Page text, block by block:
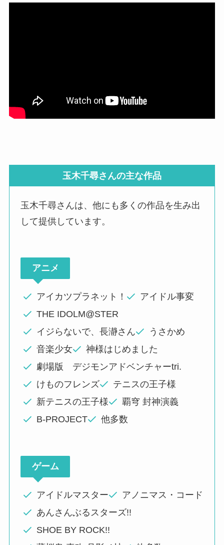
玉木千尋さんの主な作品
玉木千尋さんは、他にも多くの作品を生み出
して提供しています。
アニメ
アイカツプラネット！
アイドル事変
THE IDOLM@STER
イジらないで、長瀞さん
うさかめ
音楽少女
神様はじめました
劇場版 デジモンアドベンチャーtri.
けものフレンズ
テニスの王子様
新テニスの王子様
覇穹 封神演義
B-PROJECT
他多数
ゲーム
アイドルマスター
アノニマス・コード
あんさんぶるスターズ!!
SHOE BY ROCK!!